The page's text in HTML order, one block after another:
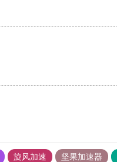
旋风加速 坚果加速器